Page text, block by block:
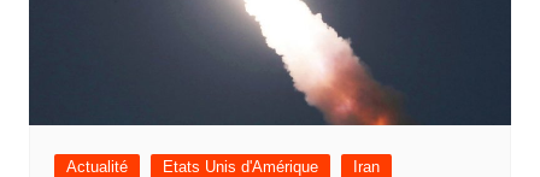
Actualité Etats Unis d'Amérique Iran